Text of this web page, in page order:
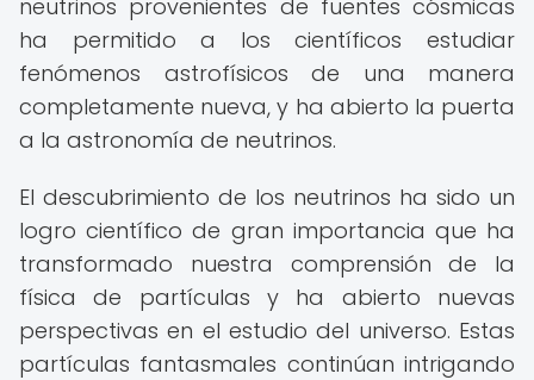
neutrinos provenientes de fuentes cósmicas
ha permitido a los científicos estudiar
fenómenos astrofísicos de una manera
completamente nueva, y ha abierto la puerta
a la astronomía de neutrinos.
El descubrimiento de los neutrinos ha sido un
logro científico de gran importancia que ha
transformado nuestra comprensión de la
física de partículas y ha abierto nuevas
perspectivas en el estudio del universo. Estas
partículas fantasmales continúan intrigando